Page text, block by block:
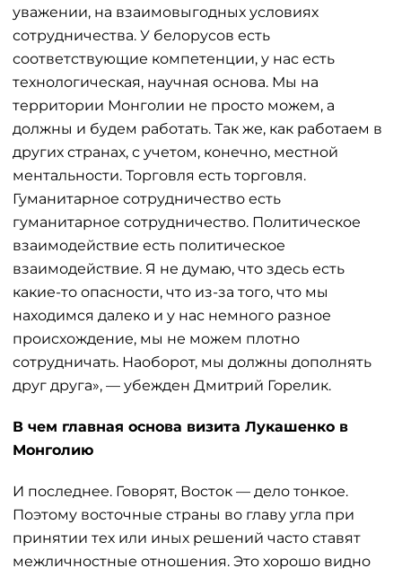
уважении, на взаимовыгодных условиях
сотрудничества. У белорусов есть
соответствующие компетенции, у нас есть
технологическая, научная основа. Мы на
территории Монголии не просто можем, а
должны и будем работать. Так же, как работаем в
других странах, с учетом, конечно, местной
ментальности. Торговля есть торговля.
Гуманитарное сотрудничество есть
гуманитарное сотрудничество. Политическое
взаимодействие есть политическое
взаимодействие. Я не думаю, что здесь есть
какие-то опасности, что из-за того, что мы
находимся далеко и у нас немного разное
происхождение, мы не можем плотно
сотрудничать. Наоборот, мы должны дополнять
друг друга», — убежден Дмитрий Горелик.
В чем главная основа визита Лукашенко в
Монголию
И последнее. Говорят, Восток — дело тонкое.
Поэтому восточные страны во главу угла при
принятии тех или иных решений часто ставят
межличностные отношения. Это хорошо видно